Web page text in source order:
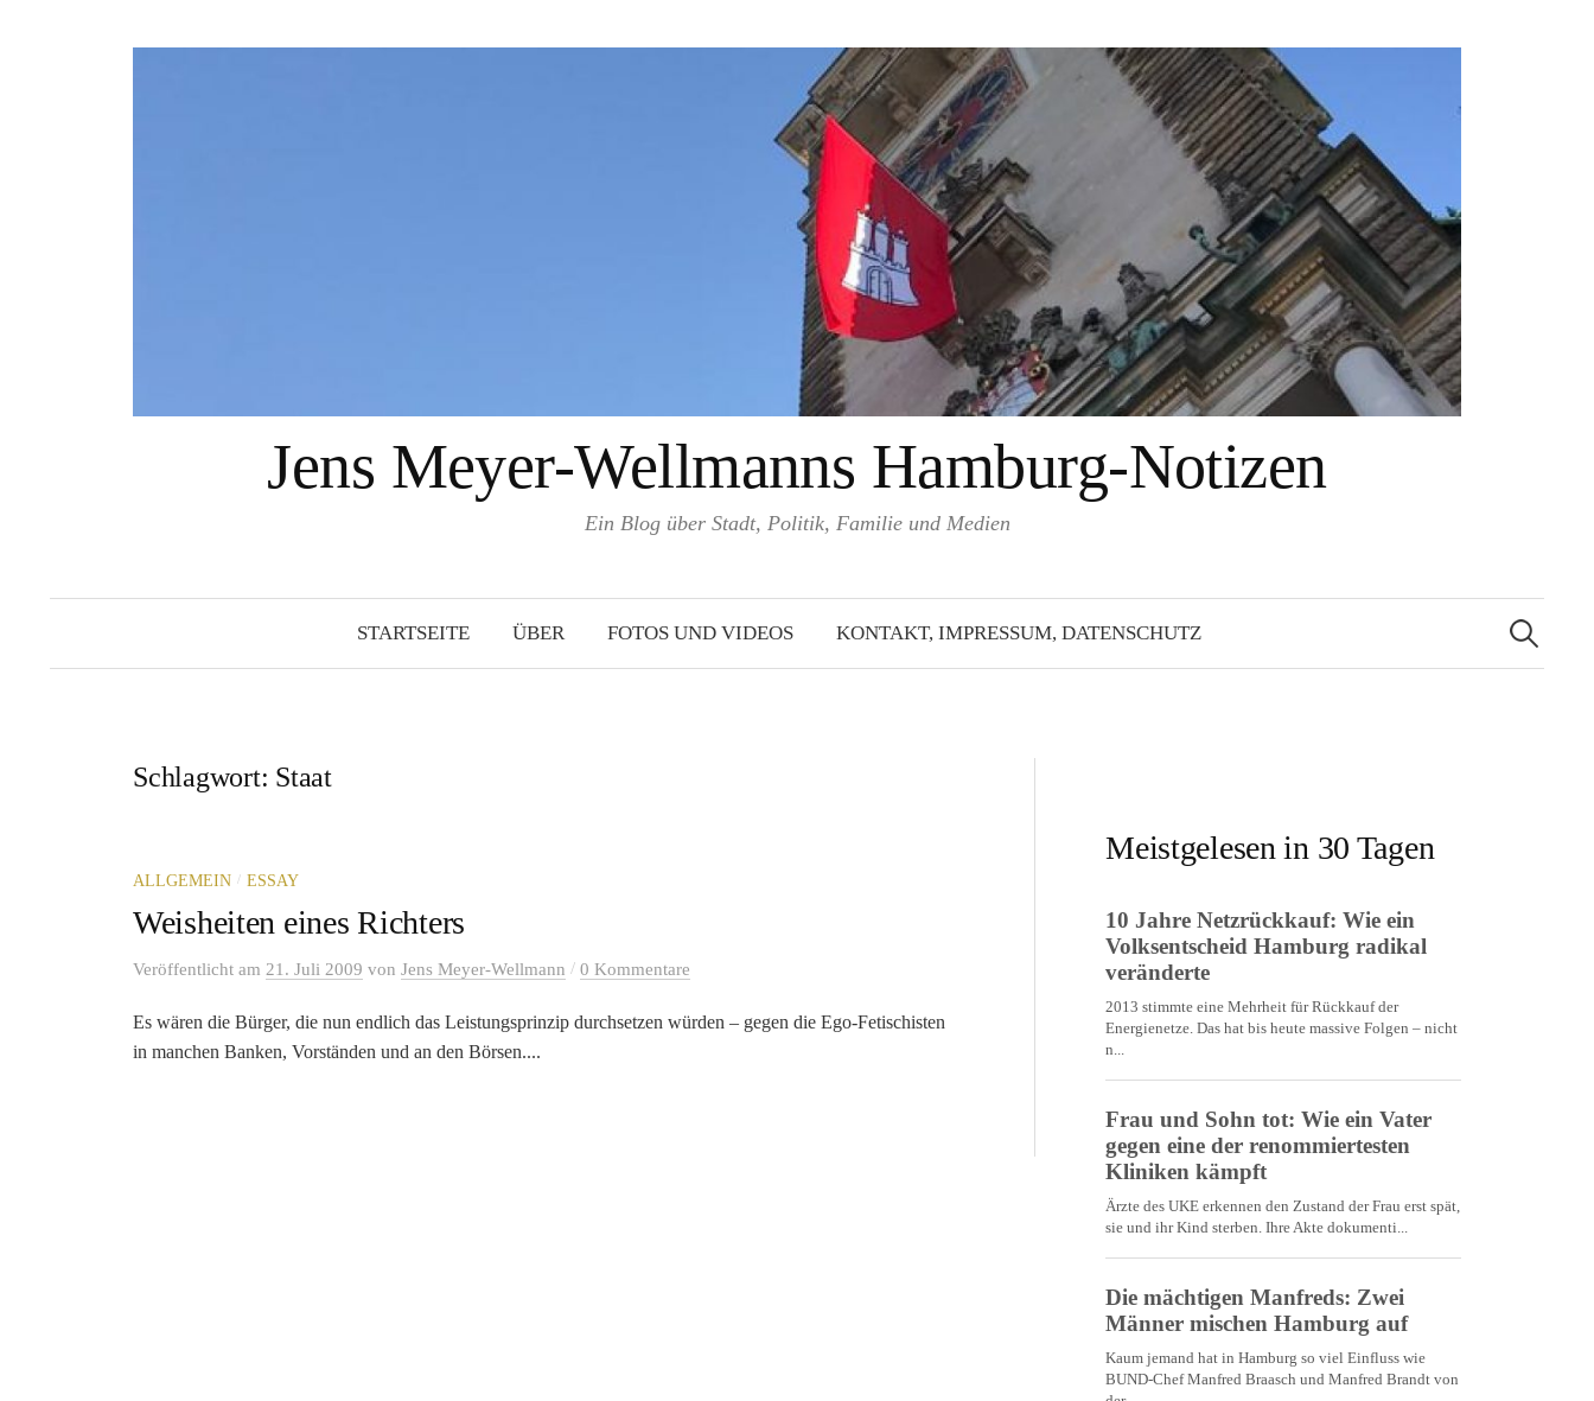
Jens Meyer-Wellmanns Hamburg-Notizen
Ein Blog über Stadt, Politik, Familie und Medien
STARTSEITE ÜBER FOTOS UND VIDEOS KONTAKT, IMPRESSUM, DATENSCHUTZ
Suchen
nach:
Schlagwort: Staat
ALLGEMEIN / ESSAY
Weisheiten eines Richters
Veröffentlicht am 21. Juli 2009 von Jens Meyer-Wellmann / 0 Kommentare
Es wären die Bürger, die nun endlich das Leistungsprinzip durchsetzen würden – gegen die Ego-Fetischisten
in manchen Banken, Vorständen und an den Börsen....
Meistgelesen in 30 Tagen